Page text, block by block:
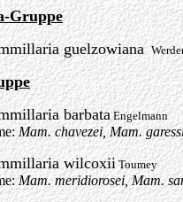
Gruppe
guelzowiana
barbataEngelmann
Mam. chavezei, Mam.
wilcoxiiToumey
Mam. meridiorosei, Mam.